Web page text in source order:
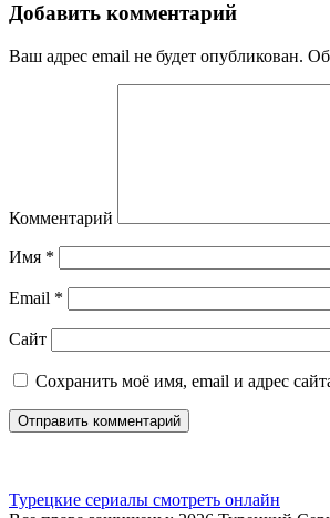
Добавить комментарий
Ваш адрес email не будет опубликован.
Комментарий
Имя *
Email *
Сайт
Сохранить моё имя, email и адрес
Турецкие сериалы смотреть онлайн